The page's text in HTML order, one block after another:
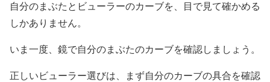
自分のまぶたとビューラーのカーブを、目で見て確かめる
しかありません。
いま一度、鏡で自分のまぶたのカーブを確認しましょう。
正しいビューラー選びは、まず自分のカーブの具合を確認